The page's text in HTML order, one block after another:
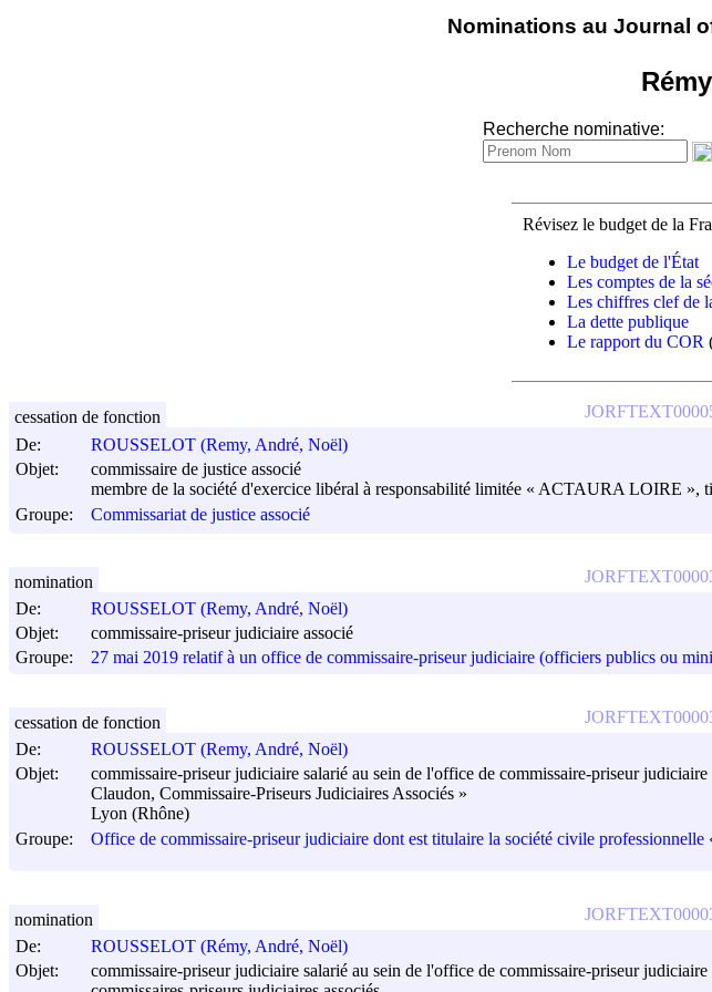
Nominations au Journal
Recherche nominative:
Révisez le budget de la
Le budget de l'État
Les comptes de la
Les chiffres clef de
La dette publique
Le rapport du COR
De:
ROUSSELOT (Remy, André, Noël)
Objet:
commissaire de justice associé
membre de la société d'exercice libéral à responsabilité limitée « ACTAURA LOIRE »,
Groupe:
Commissariat de justice associé
cessation de fonction
De:
ROUSSELOT (Remy, André, Noël)
Objet:
commissaire-priseur judiciaire associé
Groupe:
27 mai 2019 relatif à un office de commissaire-priseur judiciaire (officiers publics ou
nomination
De:
ROUSSELOT (Remy, André, Noël)
Objet:
commissaire-priseur judiciaire salarié au sein de l'office de commissaire-priseur
Claudon, Commissaire-Priseurs Judiciaires Associés »
Lyon (Rhône)
Groupe:
Office de commissaire-priseur judiciaire dont est titulaire la société civile
cessation de fonction
De:
ROUSSELOT (Rémy, André, Noël)
Objet:
commissaire-priseur judiciaire salarié au sein de l'office de commissaire-priseur
nomination